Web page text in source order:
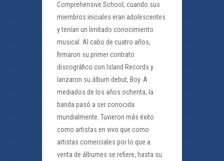
Comprehensive School, cuando sus
miembros iniciales eran adolescentes
y tenían un limitado conocimiento
musical. Al cabo de cuatro años,
firmaron su primer contrato
discográfico con Island Records y
lanzaron su álbum debut, Boy. A
mediados de los años ochenta, la
banda pasó a ser conocida
mundialmente. Tuvieron más éxito
como artistas en vivo que como
artistas comerciales por lo que a
venta de álbumes se refiere, hasta su